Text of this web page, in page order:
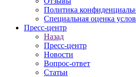
Политика
Специальная оценка
Пресс-центр
Назад
Пресс-центр
Новости
Вопрос-ответ
Статьи